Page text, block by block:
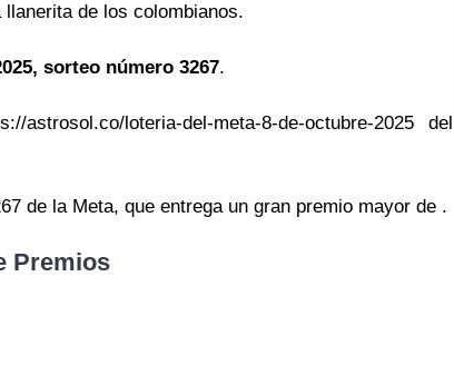
de los colombianos.
sorteo número 3267.
astrosol.co/loteria-del-meta-8-de-octubre-2025 del
de la Meta, que entrega un gran premio mayor de .
Premios